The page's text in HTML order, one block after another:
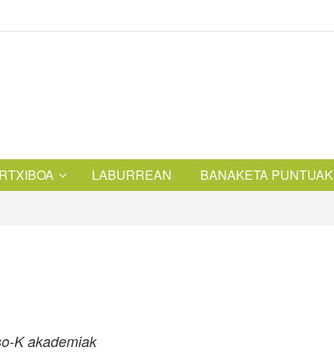
LABURREAN BANAKETA PUNTUAK
K akademiak